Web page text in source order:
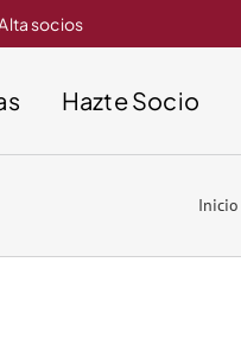
socios
Hazte Socio
Inicio